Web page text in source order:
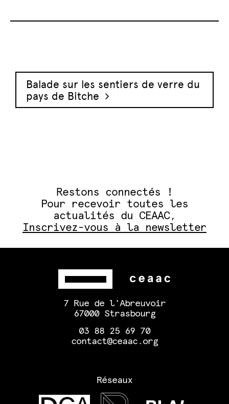
Navigation des articles
Balade sur les sentiers de verre du
pays de Bitche
Restons connectés !
Pour recevoir toutes les
actualités du CEAAC,
Inscrivez-vous à la newsletter
7 Rue de l'Abreuvoir
67000 Strasbourg
03 88 25 69 70
contact@ceaac.org
Réseaux